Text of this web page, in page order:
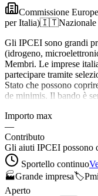
Commissione
per Italia)🇮🇹Nazionale
Gli IPCEI sono grandi
(idrogeno,
Membri. Le imprese
partecipare tramite
Stato che possono
de minimis. Il bando è
Importo max
—
Contributo
Gli aiuti IPCEI possono
Sportello continuo
🏭Grande impresa🏷️Pmi
Aperto